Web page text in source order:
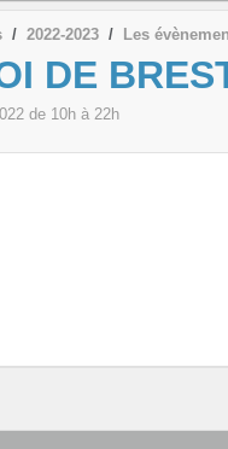
2022-2023 Les
DE
de 10h à 22h